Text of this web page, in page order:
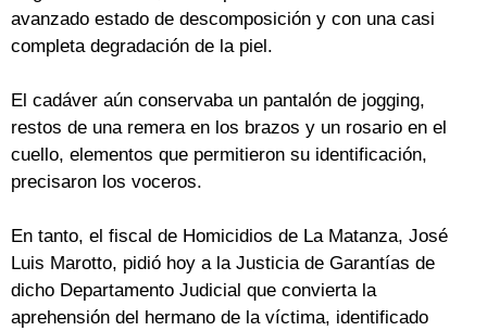
avanzado estado de descomposición y con una casi
completa degradación de la piel.
El cadáver aún conservaba un pantalón de jogging,
restos de una remera en los brazos y un rosario en el
cuello, elementos que permitieron su identificación,
precisaron los voceros.
En tanto, el fiscal de Homicidios de La Matanza, José
Luis Marotto, pidió hoy a la Justicia de Garantías de
dicho Departamento Judicial que convierta la
aprehensión del hermano de la víctima, identificado